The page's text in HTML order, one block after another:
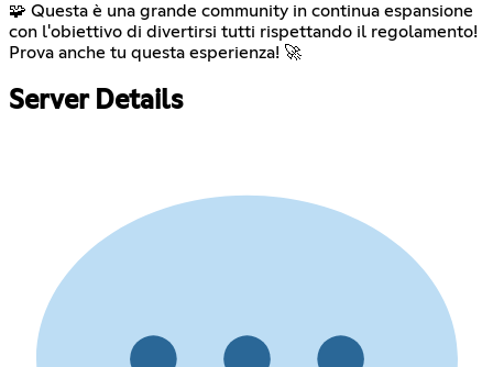
🧩 Questa è una grande community in continua espansione
con l'obiettivo di divertirsi tutti rispettando il regolamento!
Prova anche tu questa esperienza! 🚀
Server Details